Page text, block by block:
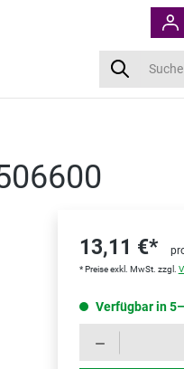
13,11 €*
* Preise exkl. MwSt. zzgl.
Verfügbar in